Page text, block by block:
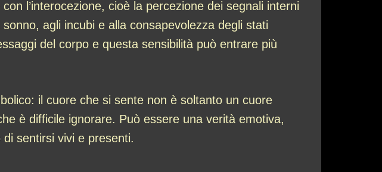
l’interocezione, cioè la percezione dei segnali interni
agli incubi e alla consapevolezza degli stati
del corpo e questa sensibilità può entrare più
il cuore che si sente non è soltanto un cuore
è difficile ignorare. Può essere una verità emotiva,
sentirsi vivi e presenti.